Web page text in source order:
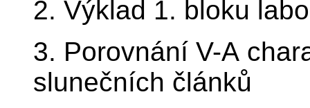
2. Výklad 1. bloku
3. Porovnání V-A
slunečních článků